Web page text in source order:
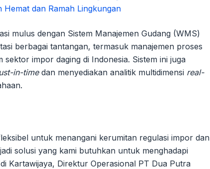
dan Ramah Lingkungan
mulus dengan Sistem Manajemen Gudang (WMS)
berbagai tantangan, termasuk manajemen proses
impor daging di Indonesia. Sistem ini juga
in-timedan menyediakan analitik multidimensi real-
untuk menangani kerumitan regulasi impor dan
solusi yang kami butuhkan untuk menghadapi
Kartawijaya, Direktur Operasional PT Dua Putra